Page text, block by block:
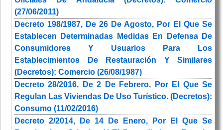
(27/06/2011)
Decreto 198/1987, De 26 De Agosto, Por El Que Se
Establecen Determinadas Medidas En Defensa De
Consumidores Y Usuarios Para Los
Establecimientos De Restauración Y Similares
(Decretos): Comercio (26/08/1987)
Decreto 28/2016, De 2 De Febrero, Por El Que Se
Regulan Las Viviendas De Uso Turístico. (Decretos):
Consumo (11/02/2016)
Decreto 2/2014, De 14 De Enero, Por El Que Se